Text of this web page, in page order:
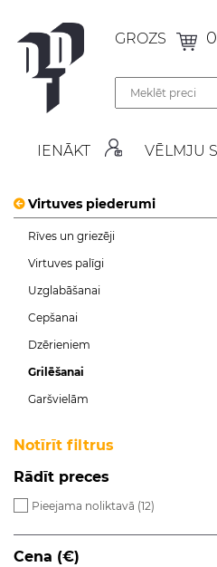
GROZS 0
IENĀKT VĒLMJU
Virtuves piederumi
Rīves un griezēji
Virtuves palīgi
Uzglabāšanai
Cepšanai
Dzērieniem
Grilēšanai
Garšvielām
Notīrīt filtrus
Rādīt preces
Pieejama noliktavā (12)
Cena (€)